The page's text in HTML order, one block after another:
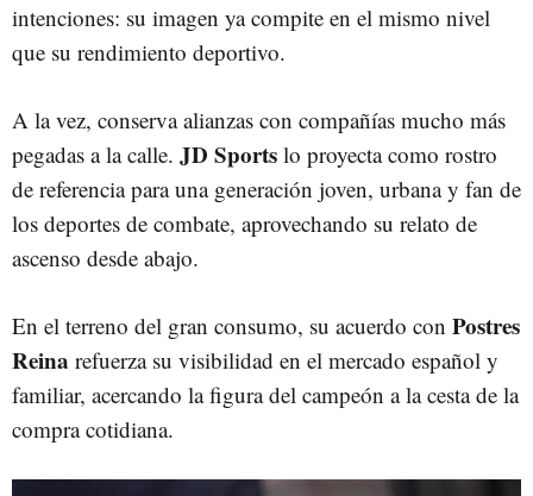
intenciones: su imagen ya compite en el mismo nivel
que su rendimiento deportivo.
A la vez, conserva alianzas con compañías mucho más
pegadas a la calle. JD Sports lo proyecta como rostro
de referencia para una generación joven, urbana y fan de
los deportes de combate, aprovechando su relato de
ascenso desde abajo.
En el terreno del gran consumo, su acuerdo con Postres
Reina refuerza su visibilidad en el mercado español y
familiar, acercando la figura del campeón a la cesta de la
compra cotidiana.